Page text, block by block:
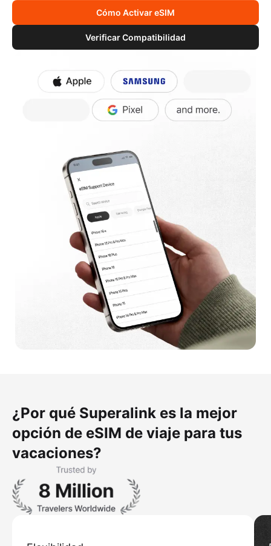
Cómo Activar eSIM
Verificar Compatibilidad
¿Por qué Superalink es la mejor
opción de eSIM de viaje para tus
vacaciones?